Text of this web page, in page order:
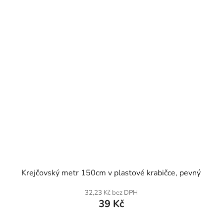
Krejčovský metr 150cm v plastové krabičce, pevný
32,23 Kč bez DPH
39 Kč